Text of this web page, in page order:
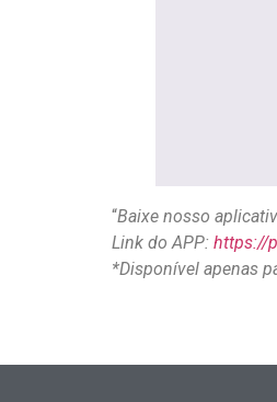
“Baixe nosso
Link do APP: https://
*Disponível apenas